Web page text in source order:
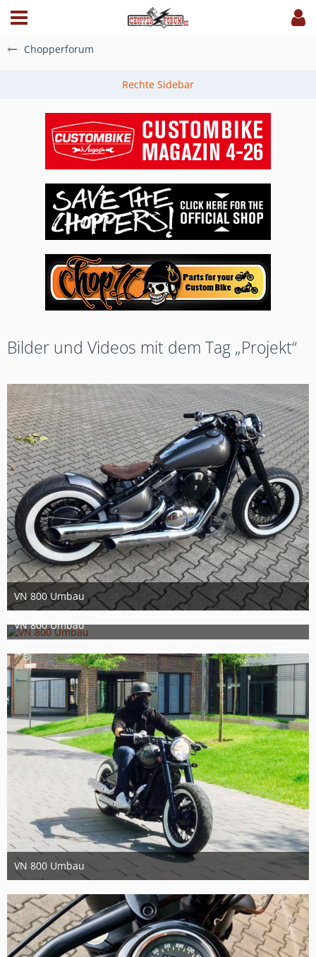
Chopperforum
Bilder und Videos mit dem Tag „Projekt“
VN 800 Umbau
11. September 2017
9
VN 800 Umbau
11. September 2017
3
VN 800 Umbau
11. September 2017
2